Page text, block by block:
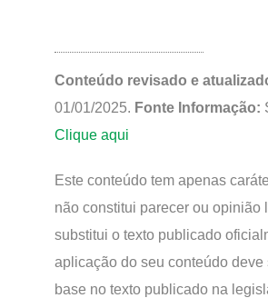
Conteúdo revisado e
01/01/2025. Fonte Informação:
Clique aqui
Este conteúdo tem apenas
não constitui parecer ou opinião
substitui o texto publicado
aplicação do seu conteúdo deve
base no texto publicado na